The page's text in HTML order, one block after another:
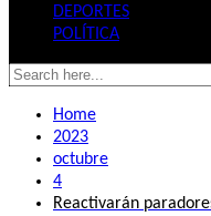
DEPORTES
POLÍTICA
Home
2023
octubre
4
Reactivarán